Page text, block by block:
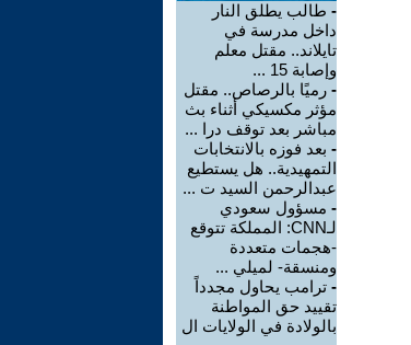
- طالب يطلق النار
داخل مدرسة في
تايلاند.. مقتل معلم
وإصابة 15 ...
- رميًا بالرصاص.. مقتل
مؤثر مكسيكي أثناء بث
مباشر بعد توقف درا ...
- بعد فوزه بالانتخابات
التمهيدية.. هل يستطيع
عبدالرحمن السيد ت ...
- مسؤول سعودي
لـCNN: المملكة تتوقع
-هجمات متعددة
ومنسقة- لميلي ...
- ترامب يحاول مجدداً
تقييد حق المواطنة
بالولادة في الولايات ال